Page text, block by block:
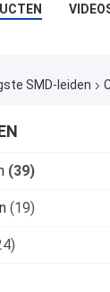
SMD-leiden
(39)
(19)